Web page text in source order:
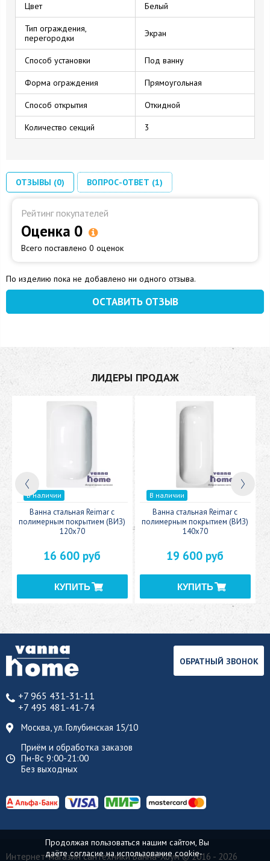
Цвет Белый
Тип ограждения,
перегородки
Экран
Способ установки Под ванну
Форма ограждения Прямоугольная
Способ открытия Откидной
Количество секций 3
ОТЗЫВЫ (0) ВОПРОС-ОТВЕТ (1)
Рейтинг покупателей
Оценка 0
Всего поставлено 0 оценок
По изделию пока не добавлено ни одного отзыва.
ОСТАВИТЬ ОТЗЫВ
ЛИДЕРЫ ПРОДАЖ
В наличии
Ванна стальная Reimar с
полимерным покрытием (ВИЗ)
120x70
16 600 руб
В наличии
Ванна стальная Reimar с
полимерным покрытием (ВИЗ)
140x70
19 600 руб
+7 965 431-31-11
+7 495 481-41-74
Москва, ул. Голубинская 15/10
Приём и обработка заказов
Пн-Вс 9:00-21:00
Без выходных
ОБРАТНЫЙ ЗВОНОК
Интернет-магазин сантехники Ванна-Хоум© 2016 - 2026
Продолжая пользоваться нашим сайтом, Вы
даёте согласие на использование cookie-